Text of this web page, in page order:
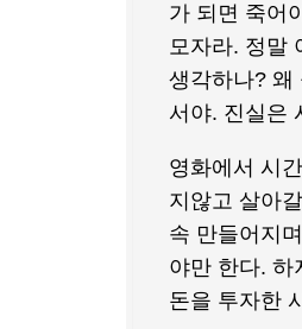
가 되면 죽어
모자라. 정말
생각하나? 왜
서야. 진실은
영화에서 시
지않고 살아
속 만들어지
야만 한다. 하
돈을 투자한